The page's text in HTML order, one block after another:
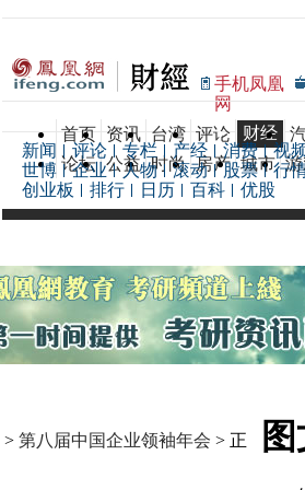
手机凤凰
网
首页 资讯 台湾 评论 财经
论坛 公益 时尚 房产 城市
新闻 评论 专栏 产经 消费
视
世博
企业 人物 滚动 股票
行
创业板
排行 日历 百科 优股
> 第八届中国企业领袖年会 > 正